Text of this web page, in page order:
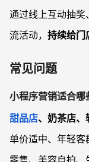
通过线上互动抽奖
流活动， 持续给门
常见问题
小程序营销适合哪
甜品店、奶茶店、
单价适中、年轻
零售、美容自拍